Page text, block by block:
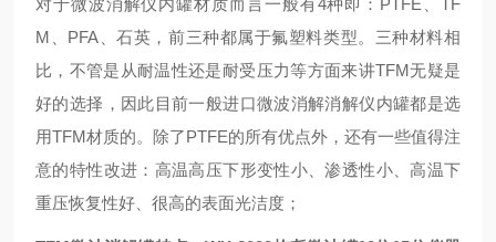
对于微波消解仪内罐材质而言一般有4种即：PTFE、TF
M、PFA、石英，前三种都属于氟塑料类型。三种材料相
比，不管是从耐温性还是耐受压力等方面来讲TFM无疑是
好的选择，因此目前一般进口微波消解消解仪内罐都是选
用TFM材质的。除了PTFE的所有优点外，还有一些值得注
意的特性改进：高温高压下形变性小、渗透性小、高温下
重压恢复性好、很高的表面光洁度；